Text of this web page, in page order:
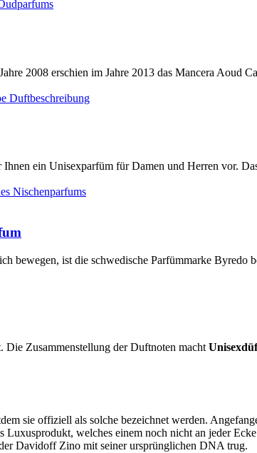
2008 erschien im Jahre 2013 das Mancera
ein Unisexparfüm für Damen und Herren vor.
bewegen, ist die schwedische Parfümmarke
Die Zusammenstellung der Duftnoten macht
sie offiziell als solche bezeichnet werden.
Luxusprodukt, welches einem noch nicht an jeder
Davidoff Zino mit seiner ursprünglichen DNA trug.